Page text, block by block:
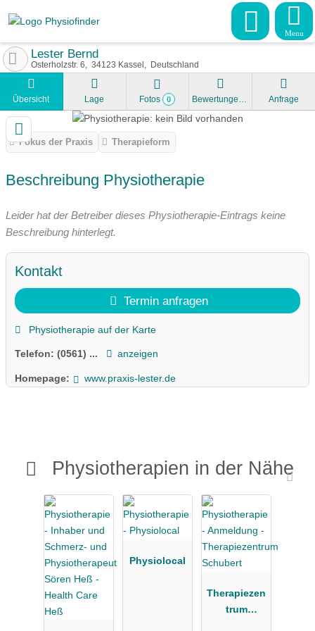
Menu
Lester Bernd
Osterholzstr. 6 34123 Kassel Deutschland
Übersicht Lage Fotos 0 Bewertungen Anfrage
Fokus der Praxis Therapieform
Beschreibung Physiotherapie
Leider hat der Betreiber dieses Physiotherapie-Eintrags keine
Beschreibung hinterlegt.
Kontakt
Termin anfragen
Physiotherapie auf der Karte
Telefon: (0561) ... anzeigen
Homepage: www.praxis-lester.de
Physiotherapien in der Nähe
Physiolocal
Therapiezen
trum